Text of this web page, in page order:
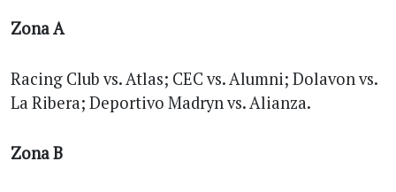
Zona A
Racing Club vs. Atlas; CEC vs. Alumni; Dolavon vs.
La Ribera; Deportivo Madryn vs. Alianza.
Zona B